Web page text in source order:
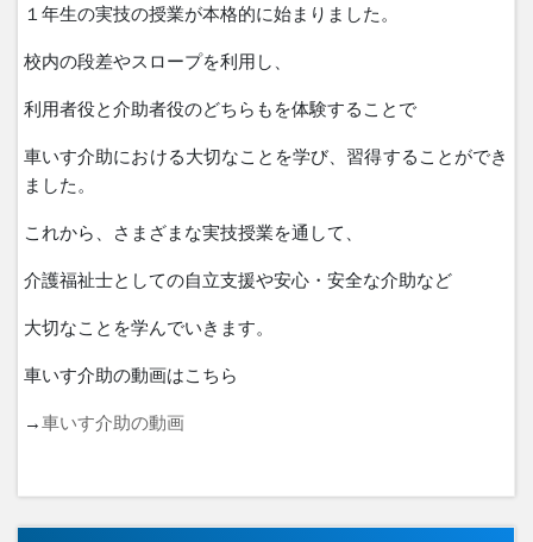
１年生の実技の授業が本格的に始まりました。
校内の段差やスロープを利用し、
利用者役と介助者役のどちらもを体験することで
車いす介助における大切なことを学び、習得することができ
ました。
これから、さまざまな実技授業を通して、
介護福祉士としての自立支援や安心・安全な介助など
大切なことを学んでいきます。
車いす介助の動画はこちら
→車いす介助の動画